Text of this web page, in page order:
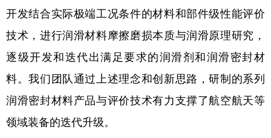
开发结合实际极端工况条件的材料和部件级性能评价
技术，进行润滑材料摩擦磨损本质与润滑原理研究，
逐级开发和迭代出满足要求的润滑剂和润滑密封材
料。我们团队通过上述理念和创新思路，研制的系列
润滑密封材料产品与评价技术有力支撑了航空航天等
领域装备的迭代升级。